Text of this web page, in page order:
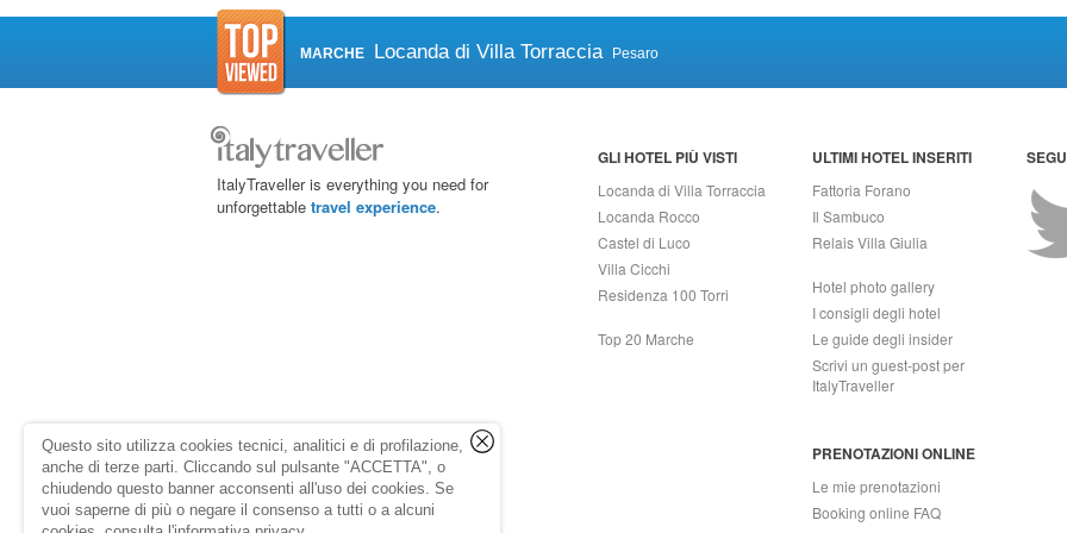
MARCHE Locanda di Villa Torraccia Pesaro
ItalyTraveller is everything you need for
unforgettable travel experience.
GLI HOTEL PIÙ VISTI
Locanda di Villa Torraccia
Locanda Rocco
Castel di Luco
Villa Cicchi
Residenza 100 Torri
Top 20 Marche
ULTIMI HOTEL INSERITI
Fattoria Forano
Il Sambuco
Relais Villa Giulia
Hotel photo gallery
I consigli degli hotel
Le guide degli insider
Scrivi un guest-post per
ItalyTraveller
PRENOTAZIONI ONLINE
Le mie prenotazioni
Booking online FAQ
Questo sito utilizza cookies tecnici, analitici e di profilazione,
anche di terze parti. Cliccando sul pulsante "ACCETTA", o
chiudendo questo banner acconsenti all'uso dei cookies. Se
vuoi saperne di più o negare il consenso a tutti o a alcuni